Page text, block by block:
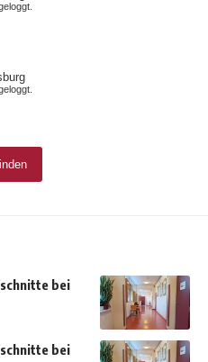
bei
bei